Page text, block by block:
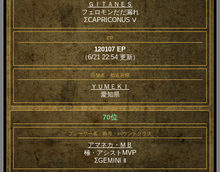
ＧＩＴＡＮＥＳ
フェロモンだだ漏れ
ΣCAPRICONUS Ⅴ
EP
120107 EP
（6/21 22:54 更新）
店舗名・都道府県
ＹＵＭＥＫＩ
愛知県
70位
プレーヤー名・称号・ハウンドクラス
アマネカ・ＭＢ
極・アシストMVP
ΣGEMINI Ⅱ